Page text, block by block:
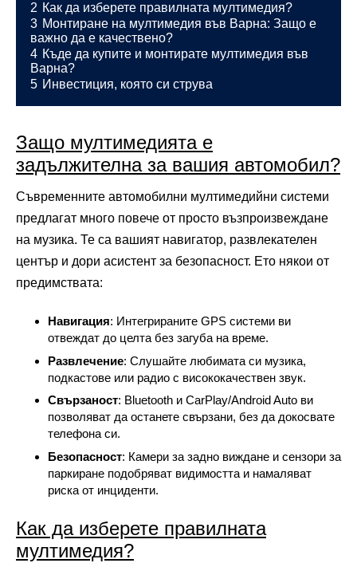
2 Как да изберете правилната мултимедия?
3 Монтиране на мултимедия във Варна: Защо е
важно да е качествено?
4 Къде да купите и монтирате мултимедия във
Варна?
5 Инвестиция, която си струва
Защо мултимедията е
задължителна за вашия автомобил?
Съвременните автомобилни мултимедийни системи
предлагат много повече от просто възпроизвеждане
на музика. Те са вашият навигатор, развлекателен
център и дори асистент за безопасност. Ето някои от
предимствата:
Навигация: Интегрираните GPS системи ви
отвеждат до целта без загуба на време.
Развлечение: Слушайте любимата си музика,
подкастове или радио с висококачествен звук.
Свързаност: Bluetooth и CarPlay/Android Auto ви
позволяват да останете свързани, без да докосвате
телефона си.
Безопасност: Камери за задно виждане и сензори за
паркиране подобряват видимостта и намаляват
риска от инциденти.
Как да изберете правилната
мултимедия?